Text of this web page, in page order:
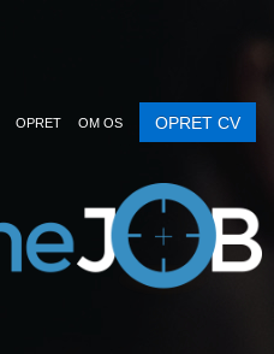
OPRET OM OS OPRET CV